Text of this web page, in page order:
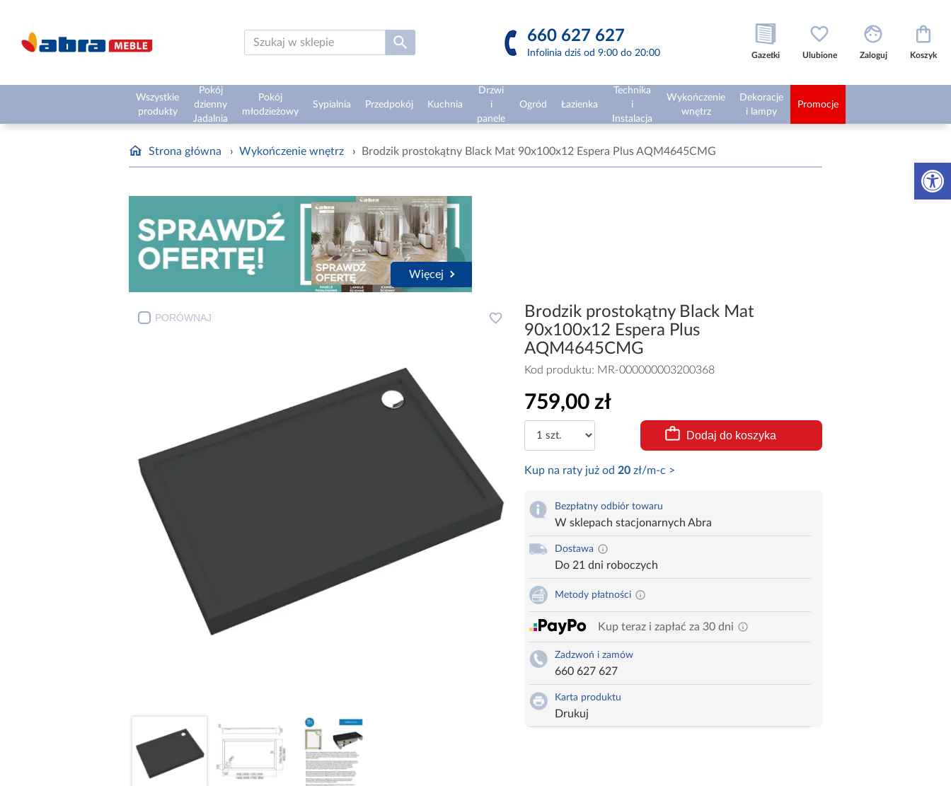
Otwórz
660 627 627
Infolinia dziś od 9:00 do 20:00 Gazetki Ulubione Zaloguj Koszyk
Wszystkie
produkty
Pokój
dzienny
Jadalnia
Pokój
młodzieżowy
Sypialnia Przedpokój Kuchnia
Drzwi
i
panele
Ogród Łazienka
Technika
i
Instalacja
Wykończenie
wnętrz
Dekoracje
i lampy
Promocje
Strona główna › Wykończenie wnętrz › Brodzik prostokątny Black Mat 90x100x12 Espera Plus AQM4645CMG
Więcej
PORÓWNAJ
Brodzik prostokątny Black Mat
90x100x12 Espera Plus
AQM4645CMG
Kod produktu: MR-000000003200368
759,00 zł
Dodaj do koszyka
Kup na raty już od 20zł/m-c >
Bezpłatny odbiór towaru
W sklepach stacjonarnych Abra
Dostawa
Do 21 dni roboczych
Metody płatności
Kup teraz i zapłać za 30 dni
Zadzwoń i zamów
660 627 627
Karta produktu
Drukuj